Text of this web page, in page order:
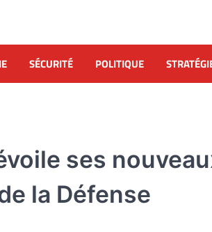
SÉCURITÉ POLITIQUE
ses
la Défense